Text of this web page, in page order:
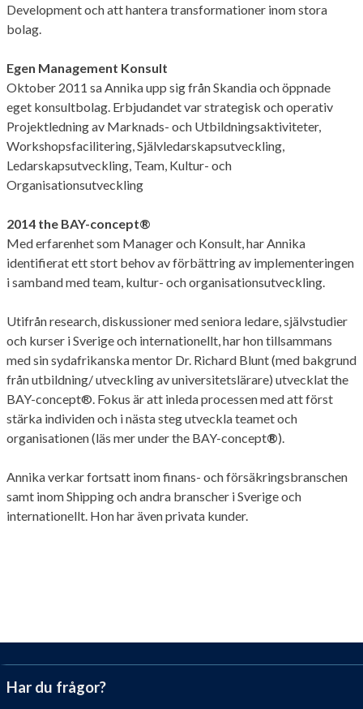
Development och att hantera transformationer inom stora
bolag.
Egen Management Konsult
Oktober 2011 sa Annika upp sig från Skandia och öppnade
eget konsultbolag. Erbjudandet var strategisk och operativ
Projektledning av Marknads- och Utbildningsaktiviteter,
Workshopsfacilitering, Självledarskapsutveckling,
Ledarskapsutveckling, Team, Kultur- och
Organisationsutveckling
2014 the BAY-concept®
Med erfarenhet som Manager och Konsult, har Annika
identifierat ett stort behov av förbättring av implementeringen
i samband med team, kultur- och organisationsutveckling.
Utifrån research, diskussioner med seniora ledare, självstudier
och kurser i Sverige och internationellt, har hon tillsammans
med sin sydafrikanska mentor Dr. Richard Blunt (med bakgrund
från utbildning/ utveckling av universitetslärare) utvecklat the
BAY-concept®. Fokus är att inleda processen med att först
stärka individen och i nästa steg utveckla teamet och
organisationen (läs mer under the BAY-concept®).
Annika verkar fortsatt inom finans- och försäkringsbranschen
samt inom Shipping och andra branscher i Sverige och
internationellt. Hon har även privata kunder.
Har du frågor?